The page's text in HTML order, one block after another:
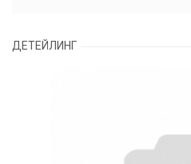
ДЕТЕЙЛИНГ